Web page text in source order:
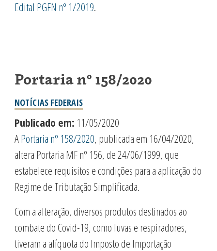
Edital PGFN nº 1/2019.
Portaria nº 158/2020
NOTÍCIAS FEDERAIS
Publicado em: 11/05/2020
APortaria nº 158/2020, publicada em 16/04/2020,
altera Portaria MF nº 156, de 24/06/1999, que
estabelece requisitos e condições para a aplicação do
Regime de Tributação Simplificada.
Com a alteração, diversos produtos destinados ao
combate do Covid-19, como luvas e respiradores,
tiveram a alíquota do Imposto de Importação